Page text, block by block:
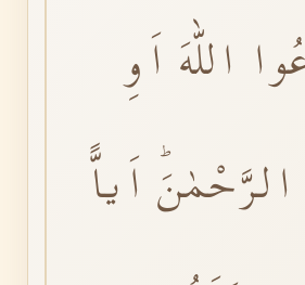
اللّٰهَ اَوِ
اَياًّ